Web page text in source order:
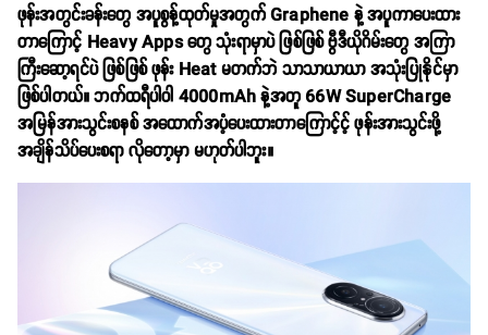
ဖုန်းအတွင်းခန်းတွေ အပူစွန့်ထုတ်မှုအတွက် Graphene နဲ့ အပူကာပေးထား
တာကြောင့် Heavy Apps တွေ သုံးရာမှာပဲ ဖြစ်ဖြစ် ဗွီဒီယိုဂိမ်းတွေ အကြာ
ကြီးဆော့ရင်ပဲ ဖြစ်ဖြစ် ဖုန်း Heat မတက်ဘဲ သာသာယာယာ အသုံးပြုနိုင်မှာ
ဖြစ်ပါတယ်။ ဘက်ထရီပါဝါ 4000mAh နဲ့အတူ 66W SuperCharge
အမြန်အားသွင်းစနစ် အထောက်အပံ့ပေးထားတာကြောင့်င့် ဖုန်းအားသွင်းဖို့
အချိန်သိပ်ပေးစရာ လိုတော့မှာ မဟုတ်ပါဘူး။